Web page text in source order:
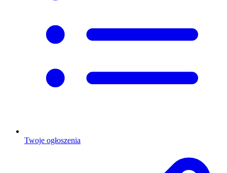
Twoje ogłoszenia